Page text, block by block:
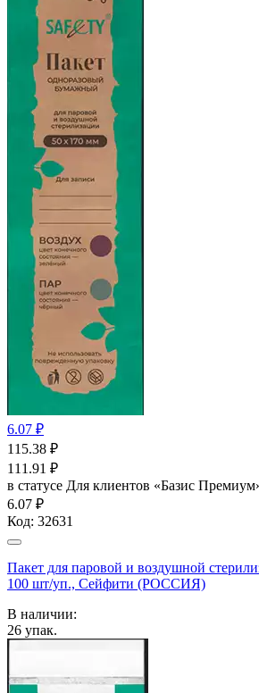
6.07 ₽
115.38 ₽
111.91 ₽
в статусе Для клиентов «Базис
6.07 ₽
Код: 32631
Пакет для паровой и воздушной
100 шт/уп., Сейфити (РОССИЯ)
В наличии:
26 упак.